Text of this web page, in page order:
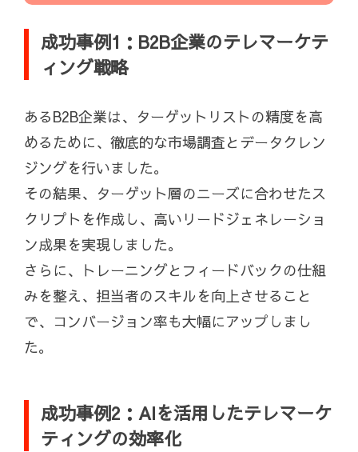
成功事例1：B2B企業のテレマーケテ
ィング戦略
あるB2B企業は、ターゲットリストの精度を高
めるために、徹底的な市場調査とデータクレン
ジングを行いました。
その結果、ターゲット層のニーズに合わせたス
クリプトを作成し、高いリードジェネレーショ
ン成果を実現しました。
さらに、トレーニングとフィードバックの仕組
みを整え、担当者のスキルを向上させること
で、コンバージョン率も大幅にアップしまし
た。
成功事例2：AIを活用したテレマーケ
ティングの効率化